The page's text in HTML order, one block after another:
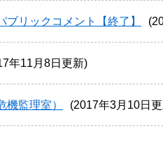
リックコメント【終了】
年11月8日更新
監理室） 2017年3月10日